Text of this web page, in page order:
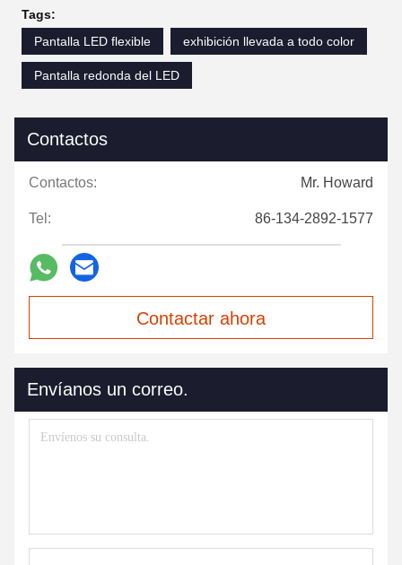
Tags:
Pantalla LED flexible
exhibición llevada a todo color
Pantalla redonda del LED
Contactos
Contactos: Mr. Howard
Tel: 86-134-2892-1577
Contactar ahora
Envíanos un correo.